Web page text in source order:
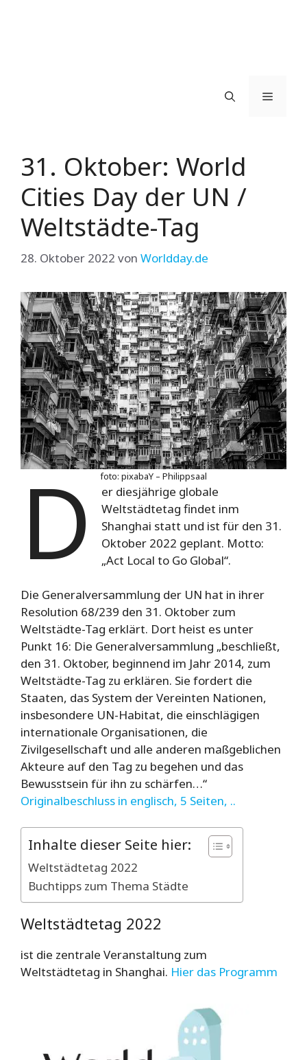
Menü
31. Oktober: World
Cities Day der UN /
Weltstädte-Tag
28. Oktober 2022 von Worldday.de
foto: pixabaY – Philippsaal
D
er diesjährige globale
Weltstädtetag findet inm
Shanghai statt und ist für den 31.
Oktober 2022 geplant. Motto:
„Act Local to Go Global“.
Die Generalversammlung der UN hat in ihrer
Resolution 68/239 den 31. Oktober zum
Weltstädte-Tag erklärt. Dort heist es unter
Punkt 16: Die Generalversammlung „beschließt,
den 31. Oktober, beginnend im Jahr 2014, zum
Weltstädte-Tag zu erklären. Sie fordert die
Staaten, das System der Vereinten Nationen,
insbesondere UN-Habitat, die einschlägigen
internationale Organisationen, die
Zivilgesellschaft und alle anderen maßgeblichen
Akteure auf den Tag zu begehen und das
Bewusstsein für ihn zu schärfen…“
Originalbeschluss in englisch, 5 Seiten, ..
Inhalte dieser Seite hier:
Weltstädtetag 2022
Buchtipps zum Thema Städte
Weltstädtetag 2022
ist die zentrale Veranstaltung zum
Weltstädtetag in Shanghai. Hier das Programm